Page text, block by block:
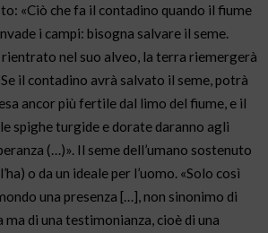
«Ciò che fa il contadino quando il fiume
i campi: bisogna salvare il seme.
nel suo alveo, la terra riemergerà
Se il contadino avrà salvato il seme, potrà
ancor più fertile dal limo del fiume, e il
spighe turgide e dorate daranno agli
(…)». Il seme dell’umano sostenuto
o da un ideale per l’uomo. «Solo così
una presenza […], non sinonimo di
di una testimonianza, cioè di una